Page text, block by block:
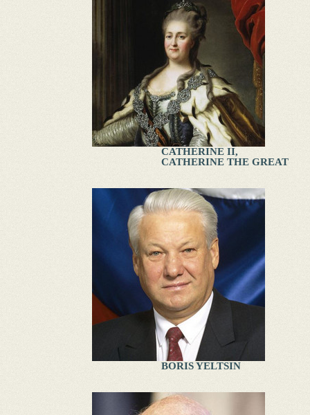
CATHERINE II,
CATHERINE THE GREAT
BORIS YELTSIN